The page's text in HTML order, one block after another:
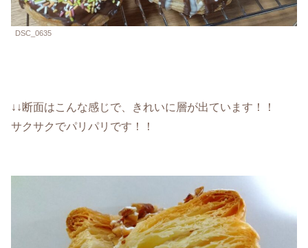
DSC_0635
↓↓断面はこんな感じで、きれいに層が出ています！！
サクサクでパリパリです！！